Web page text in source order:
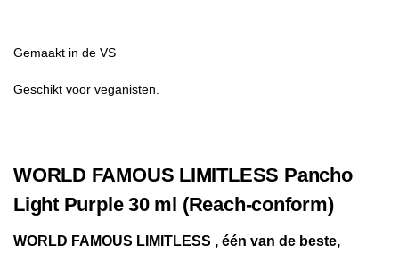
Gemaakt in de VS
Geschikt voor veganisten.
WORLD FAMOUS LIMITLESS Pancho
Light Purple 30 ml (Reach-conform)
WORLD FAMOUS LIMITLESS , één van de beste,